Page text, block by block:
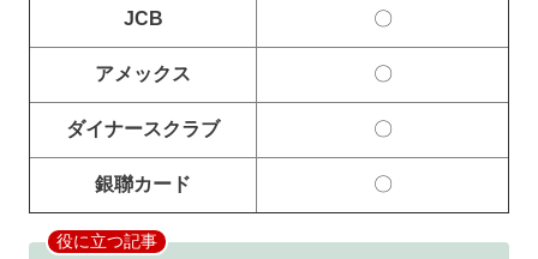
JCB 〇
アメックス 〇
ダイナースクラブ 〇
銀聯カード 〇
役に立つ記事